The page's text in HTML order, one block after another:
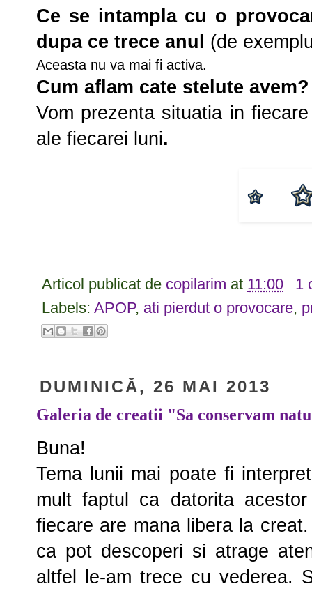
Ce se intampla cu o
dupa ce trece anul (de
Aceasta nu va mai fi activa.
Cum aflam cate stelute avem?
Vom prezenta situatia in
ale fiecarei luni.
Articol publicat de copilarim at 11:00
1
Labels: APOP, ati pierdut o provocare,
DUMINICĂ, 26 MAI 2013
Galeria de creatii "Sa conservam
Buna!
Tema lunii mai poate fi
mult faptul ca datorita
fiecare are mana libera la
ca pot descoperi si atrage
altfel le-am trece cu vederea.